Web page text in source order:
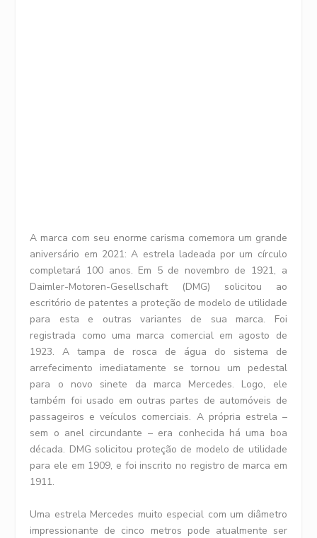
A marca com seu enorme carisma comemora um grande
aniversário em 2021: A estrela ladeada por um círculo
completará 100 anos. Em 5 de novembro de 1921, a
Daimler-Motoren-Gesellschaft (DMG) solicitou ao
escritório de patentes a proteção de modelo de utilidade
para esta e outras variantes de sua marca. Foi
registrada como uma marca comercial em agosto de
1923. A tampa de rosca de água do sistema de
arrefecimento imediatamente se tornou um pedestal
para o novo sinete da marca Mercedes. Logo, ele
também foi usado em outras partes de automóveis de
passageiros e veículos comerciais. A própria estrela –
sem o anel circundante – era conhecida há uma boa
década. DMG solicitou proteção de modelo de utilidade
para ele em 1909, e foi inscrito no registro de marca em
1911.
Uma estrela Mercedes muito especial com um diâmetro
impressionante de cinco metros pode atualmente ser